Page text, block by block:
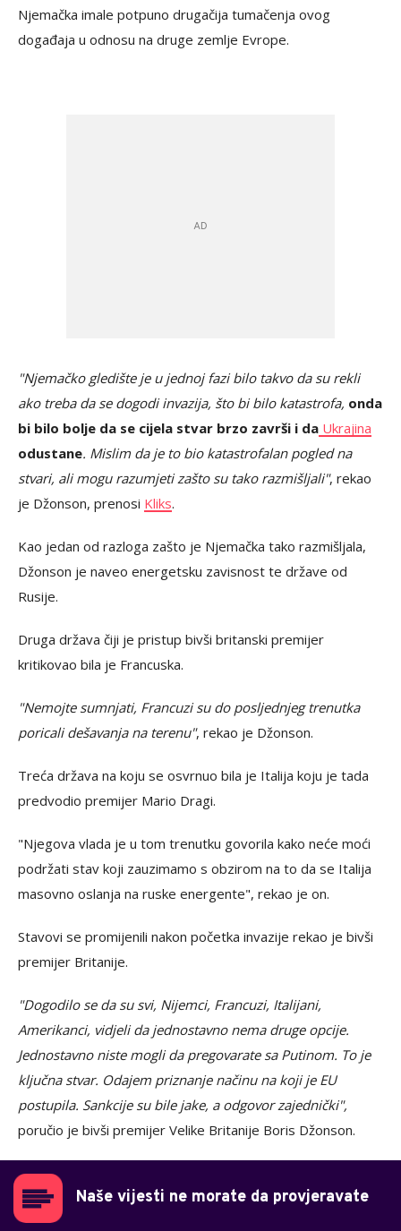
Njemačka imale potpuno drugačija tumačenja ovog
događaja u odnosu na druge zemlje Evrope.
"Njemačko gledište je u jednoj fazi bilo takvo da su rekli
ako treba da se dogodi invazija, što bi bilo katastrofa, onda
bi bilo bolje da se cijela stvar brzo završi i da Ukrajina
odustane. Mislim da je to bio katastrofalan pogled na
stvari, ali mogu razumjeti zašto su tako razmišljali", rekao
je Džonson, prenosi Kliks.
Kao jedan od razloga zašto je Njemačka tako razmišljala,
Džonson je naveo energetsku zavisnost te države od
Rusije.
Druga država čiji je pristup bivši britanski premijer
kritikovao bila je Francuska.
"Nemojte sumnjati, Francuzi su do posljednjeg trenutka
poricali dešavanja na terenu", rekao je Džonson.
Treća država na koju se osvrnuo bila je Italija koju je tada
predvodio premijer Mario Dragi.
"Njegova vlada je u tom trenutku govorila kako neće moći
podržati stav koji zauzimamo s obzirom na to da se Italija
masovno oslanja na ruske energente", rekao je on.
Stavovi se promijenili nakon početka invazije rekao je bivši
premijer Britanije.
"Dogodilo se da su svi, Nijemci, Francuzi, Italijani,
Amerikanci, vidjeli da jednostavno nema druge opcije.
Jednostavno niste mogli da pregovarate sa Putinom. To je
ključna stvar. Odajem priznanje načinu na koji je EU
postupila. Sankcije su bile jake, a odgovor zajednički",
poručio je bivši premijer Velike Britanije Boris Džonson.
Naše vijesti ne morate da provjeravate